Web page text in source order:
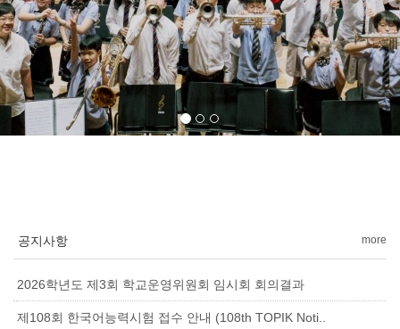
공지사항 more
2026학년도 제3회 학교운영위원회 임시회 회의결과
제108회 한국어능력시험 접수 안내 (108th TOPIK Noti..